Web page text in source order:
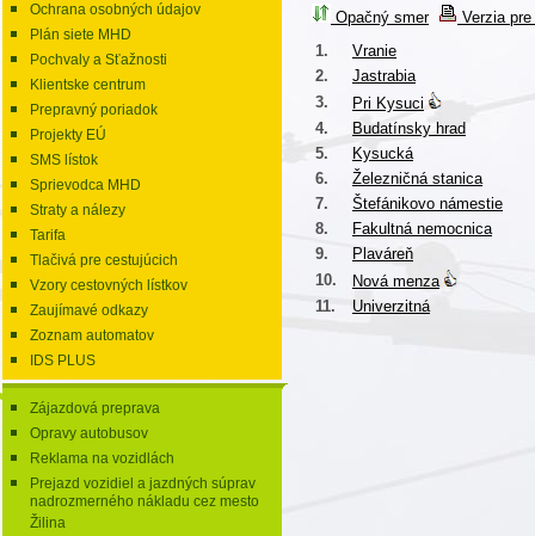
Ochrana osobných údajov
Plán siete MHD
Pochvaly a Sťažnosti
Klientske centrum
Prepravný poriadok
Projekty EÚ
SMS lístok
Sprievodca MHD
Straty a nálezy
Tarifa
Tlačivá pre cestujúcich
Vzory cestovných lístkov
Zaujímavé odkazy
Zoznam automatov
IDS PLUS
Zájazdová preprava
Opravy autobusov
Reklama na vozidlách
Prejazd vozidiel a jazdných súprav
nadrozmerného nákladu cez mesto
Žilina
Opačný smer
Verzia
1.
Vranie
2.
Jastrabia
3.
Pri Kysuci
4.
Budatínsky hrad
5.
Kysucká
6.
Železničná stanica
7.
Štefánikovo námestie
8.
Fakultná nemocnica
9.
Plaváreň
10.
Nová menza
11.
Univerzitná